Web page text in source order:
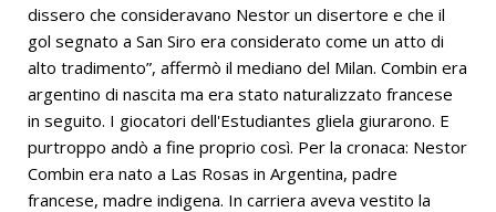
dissero che consideravano Nestor un disertore e che il
gol segnato a San Siro era considerato come un atto di
alto tradimento”, affermò il mediano del Milan. Combin era
argentino di nascita ma era stato naturalizzato francese
in seguito. I giocatori dell'Estudiantes gliela giurarono. E
purtroppo andò a fine proprio così. Per la cronaca: Nestor
Combin era nato a Las Rosas in Argentina, padre
francese, madre indigena. In carriera aveva vestito la